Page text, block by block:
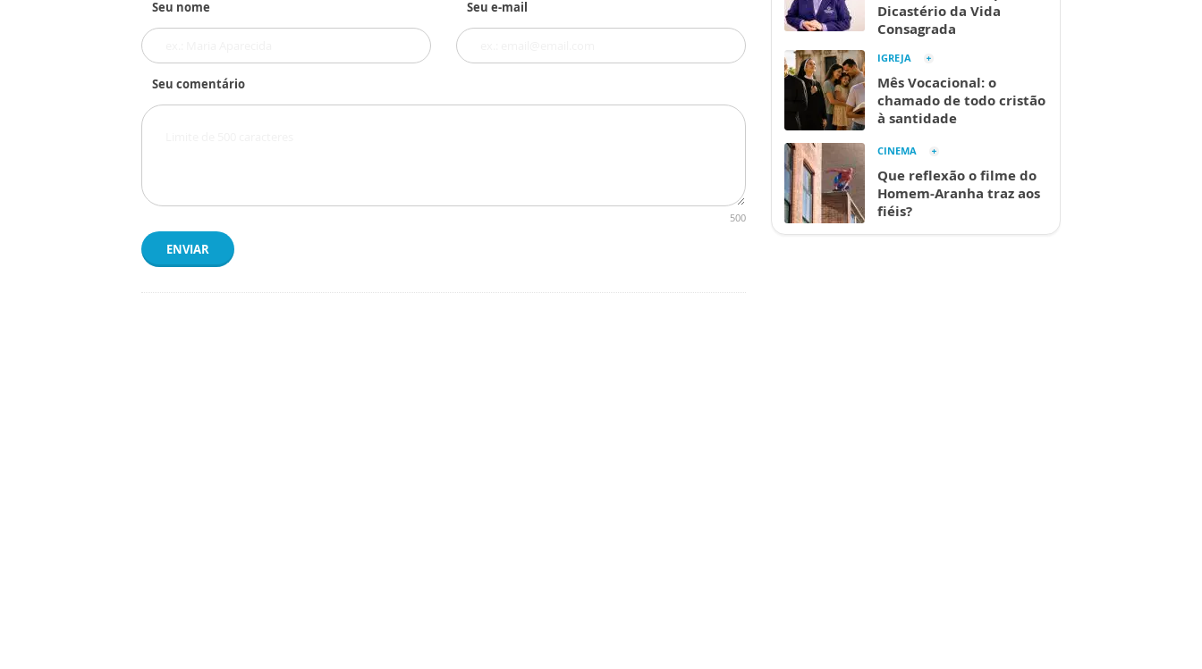
Seu nome Seu e-mail
Seu comentário
500
ENVIAR
Dicastério da Vida
Consagrada
IGREJA
Mês Vocacional: o
chamado de todo cristão
à santidade
CINEMA
Que reflexão o filme do
Homem-Aranha traz aos
fiéis?